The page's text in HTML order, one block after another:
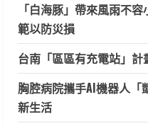
「白海豚」帶來風雨不
範以防災損
台南「區區有充電站」
胸腔病院攜手AI機器人「
新生活